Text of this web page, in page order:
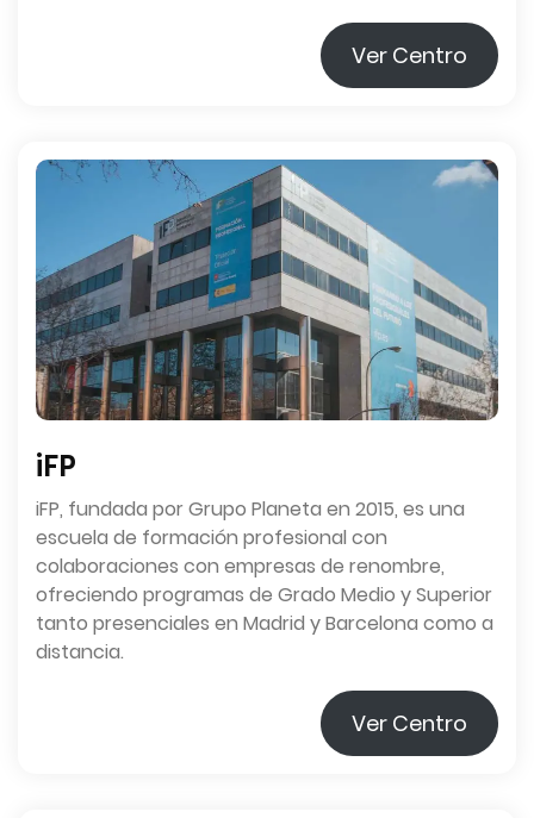
Ver Centro
iFP
iFP, fundada por Grupo Planeta en 2015, es una
escuela de formación profesional con
colaboraciones con empresas de renombre,
ofreciendo programas de Grado Medio y Superior
tanto presenciales en Madrid y Barcelona como a
distancia.
Ver Centro